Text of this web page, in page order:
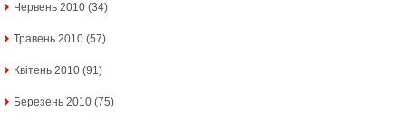
Червень 2010 (34)
Травень 2010 (57)
Квітень 2010 (91)
Березень 2010 (75)